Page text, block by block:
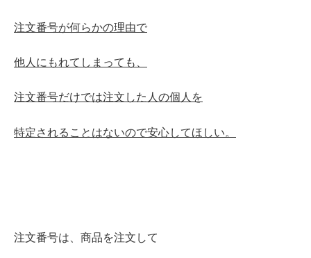
注文番号が何らかの理由で
他人にもれてしまっても、
注文番号だけでは注文した人の個人を
特定されることはないので安心してほしい。
注文番号は、商品を注文して